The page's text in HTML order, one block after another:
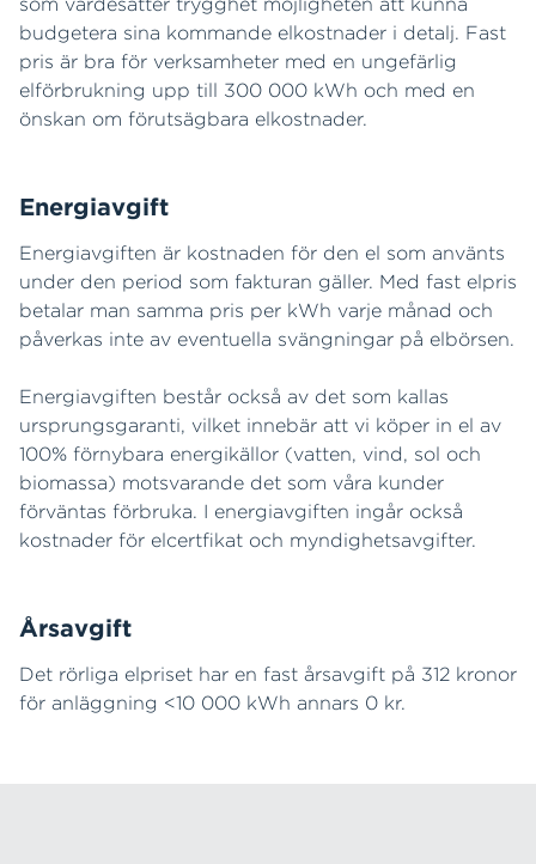
budgetera sina kommande elkostnader i detalj. Fast
pris är bra för verksamheter med en ungefärlig
elförbrukning upp till 300 000 kWh och med en
önskan om förutsägbara elkostnader.
Energiavgift
Energiavgiften är kostnaden för den el som använts
under den period som fakturan gäller. Med fast elpris
betalar man samma pris per kWh varje månad och
påverkas inte av eventuella svängningar på elbörsen.
Energiavgiften består också av det som kallas
ursprungsgaranti, vilket innebär att vi köper in el av
100% förnybara energikällor (vatten, vind, sol och
biomassa) motsvarande det som våra kunder
förväntas förbruka. I energiavgiften ingår också
kostnader för elcertfikat och myndighetsavgifter.
Årsavgift
Det rörliga elpriset har en fast årsavgift på 312 kronor
för anläggning <10 000 kWh annars 0 kr.